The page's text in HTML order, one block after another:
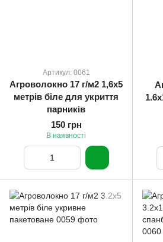
Артикул: 0061
Агроволокно 17 г/м2 1,6х5
метрів біле для укриття
парників
150 грн
В наявності